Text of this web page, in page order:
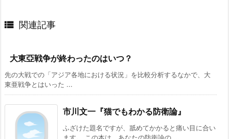
 関連記事
大東亞戦争が終わったのはいつ？
先の大戦での「アジア各地における状況」を比較分析するなかで、大
東亜戦争とはいった ...
市川文一『猫でもわかる防衛論』
ふざけた題名ですが、舐めてかかると痛い目に合い
ます。 この本は、あなたの防衛論の ...